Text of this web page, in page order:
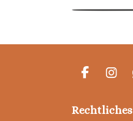
F
E
I
T
Rechtliches